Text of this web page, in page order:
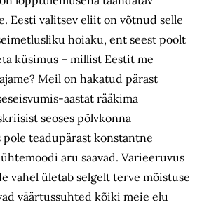
Eesti valitsev eliit on võtnud selle
hoiaku, ent seest poolt
küsimus – millist Eestit me
Meil on hakatud pärast
aastat rääkima
seoses põlvkonna
pole teadupärast konstantne
aru saavad. Varieeruvus
vahel ületab selgelt terve mõistuse
väärtussuhted kõiki meie elu